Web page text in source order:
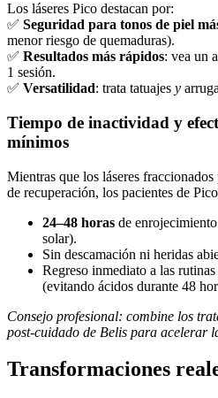
Los láseres Pico destacan por:
✅ Seguridad para tonos de piel
menor riesgo de quemaduras).
✅ Resultados más rápidos: vea un
1 sesión.
✅ Versatilidad: trata tatuajes y
Tiempo de inactividad y
mínimos
Mientras que los láseres
de recuperación, los pacientes de
24–48 horas de
solar).
Sin descamación ni heridas
Regreso inmediato a las
(evitando ácidos durante 48
Consejo profesional: combine los
post-cuidado de Belis para acelerar
Transformaciones